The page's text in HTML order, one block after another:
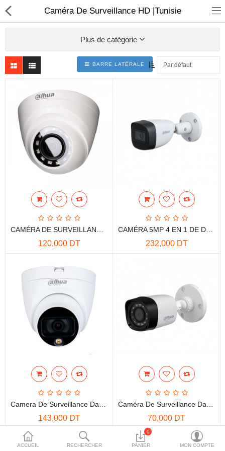
Sécurité
Caisse et accesoire
Téléphonie IP
Sonorisation
Régulateur de tension
Monophase
Instrument de mesure
Informatique
More Categories
Comparer
Liste de souhaits
Devise
ACCUEIL RECHERCHER
0
PANIER MON COMPTE
Caméra De Surveillance HD |Tunisie
Plus de catégorie
BARRE LATÉRALE
120,000 DT 232,000 DT
143,000 DT 70,000 DT